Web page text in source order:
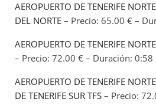
AEROPUERTO DE TENERIFE
DEL NORTE – Precio: 65.00 € –
AEROPUERTO DE TENERIFE
– Precio: 72.00 € – Duración: 0:58
AEROPUERTO DE TENERIFE
DE TENERIFE SUR TFS – Precio: